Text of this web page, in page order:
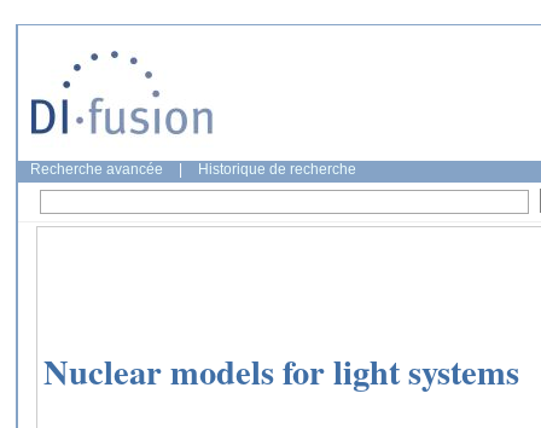
Recherche avancée Historique de recherche
Nuclear models for light systems